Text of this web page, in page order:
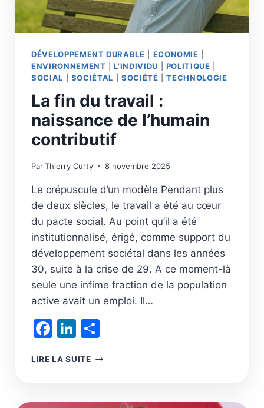
DÉVELOPPEMENT DURABLE ECONOMIE
ENVIRONNEMENT |L'INDIVIDU POLITIQUE
SOCIAL
SOCIÉTAL SOCIÉTÉ |TECHNOLOGIE
La fin du travail :
naissance de l’humain
contributif
ParThierry Curty 8 novembre 2025
Le crépuscule d’un modèle Pendant plus
de deux siècles, le travail a été au cœur
du pacte social. Au point qu’il a été
institutionnalisé, érigé, comme support du
développement sociétal dans les années
30, suite à la crise de 29. A ce moment-là
seule une infime fraction de la population
active avait un emploi. Il…
Facebook
LinkedIn
LIRE LA SUITELA